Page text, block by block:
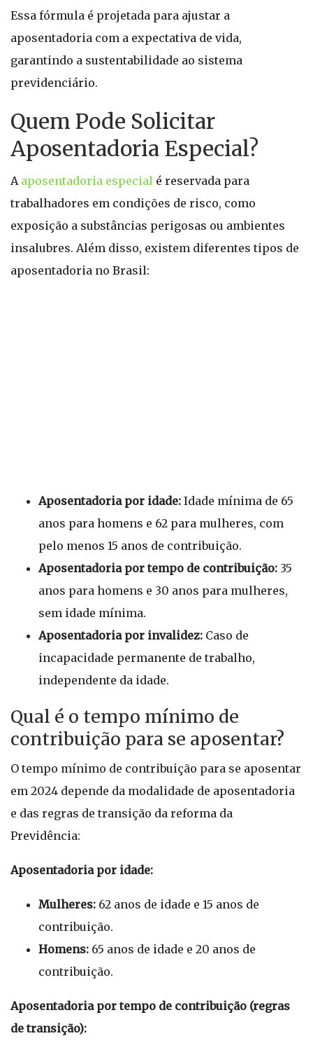
Essa fórmula é projetada para ajustar a
aposentadoria com a expectativa de vida,
garantindo a sustentabilidade ao sistema
previdenciário.
Quem Pode Solicitar
Aposentadoria Especial?
A aposentadoria especial é reservada para
trabalhadores em condições de risco, como
exposição a substâncias perigosas ou ambientes
insalubres. Além disso, existem diferentes tipos de
aposentadoria no Brasil:
Aposentadoria por idade: Idade mínima de 65
anos para homens e 62 para mulheres, com
pelo menos 15 anos de contribuição.
Aposentadoria por tempo de contribuição: 35
anos para homens e 30 anos para mulheres,
sem idade mínima.
Aposentadoria por invalidez: Caso de
incapacidade permanente de trabalho,
independente da idade.
Qual é o tempo mínimo de
contribuição para se aposentar?
O tempo mínimo de contribuição para se aposentar
em 2024 depende da modalidade de aposentadoria
e das regras de transição da reforma da
Previdência:
Aposentadoria por idade:
Mulheres: 62 anos de idade e 15 anos de
contribuição.
Homens: 65 anos de idade e 20 anos de
contribuição.
Aposentadoria por tempo de contribuição (regras
de transição):